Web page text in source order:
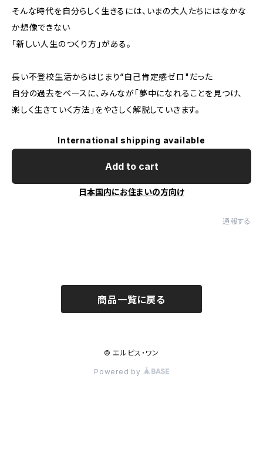
そんな時代を自分らしく生きるには、いまの大人たちにはなかな
か想像できない
「新しい人生のつくり方」がある。
長い不登校生活からはじまり“自己肯定感ゼロ"だった
自分の過去をベースに、みんなが「夢中になれることを見つけ、
楽しく生きていく方法」をやさしく解説していきます。
International shipping available
Add to cart
日本国内にお住まいの方向け
通報する
商品一覧に戻る
© エルピス・ワン
Powered by